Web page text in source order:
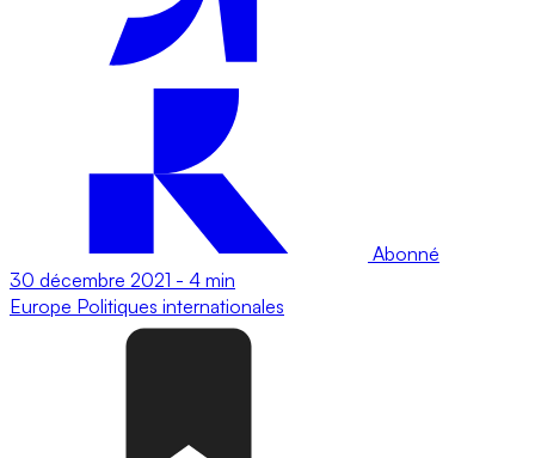
Abonné
30 décembre 2021 - 4 min
Europe Politiques internationales